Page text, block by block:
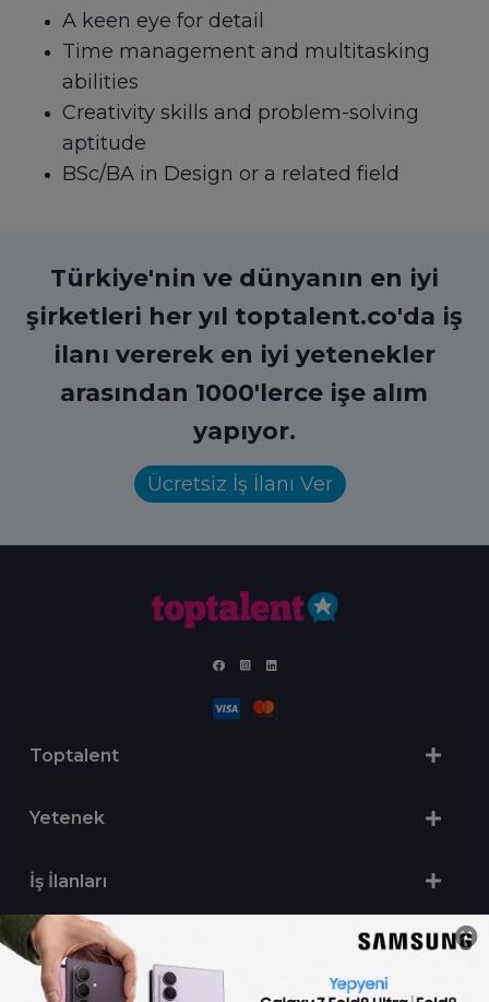
A keen eye for detail
Time management and multitasking
abilities
Creativity skills and problem-solving
aptitude
BSc/BA in Design or a related field
Türkiye'nin ve dünyanın en iyi
şirketleri her yıl toptalent.co'da iş
ilanı vererek en iyi yetenekler
arasından 1000'lerce işe alım
yapıyor.
Ücretsiz İş İlanı Ver
Toptalent
Yetenek
İş İlanları
Sertifika Programları